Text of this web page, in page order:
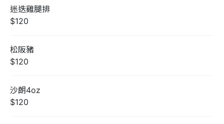
迷迭雞腿排
$120
松阪豬
$120
沙朗4oz
$120